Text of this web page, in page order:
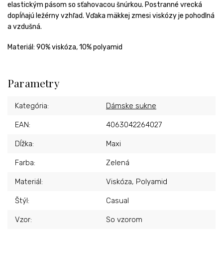
elastickým pásom so sťahovacou šnúrkou. Postranné vrecká
dopĺňajú ležérny vzhľad. Vďaka mäkkej zmesi viskózy je pohodlná
a vzdušná.
Materiál: 90% viskóza, 10% polyamid
Parametry
Kategória: Dámske sukne
EAN: 4063042264027
Dĺžka: Maxi
Farba: Zelená
Materiál: Viskóza, Polyamid
Štýl: Casual
Vzor: So vzorom